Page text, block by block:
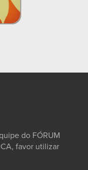
do FÓRUM
favor utilizar